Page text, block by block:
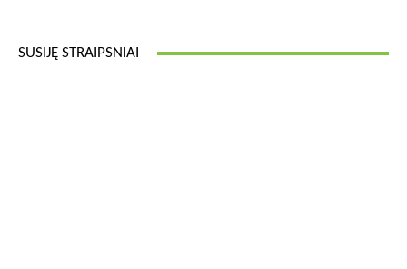
SUSIJĘ STRAIPSNIAI